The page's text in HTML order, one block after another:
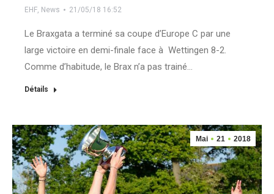
EHF News 21/05/18 16:52
Le Braxgata a terminé sa coupe d’Europe C par une
large victoire en demi-finale face à Wettingen 8-2.
Comme d’habitude, le Brax n’a pas trainé…
Détails
Mai 21 2018